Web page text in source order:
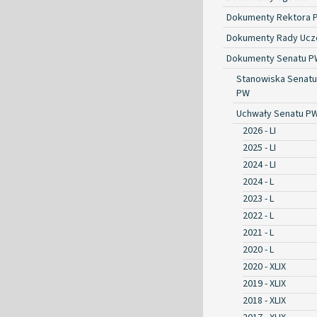
Dokumenty Rektora
Dokumenty Rady
Dokumenty Senatu
Stanowiska Senatu
PW
Uchwały Senatu
2026 - LI
2025 - LI
2024 - LI
2024 - L
2023 - L
2022 - L
2021 - L
2020 - L
2020 - XLIX
2019 - XLIX
2018 - XLIX